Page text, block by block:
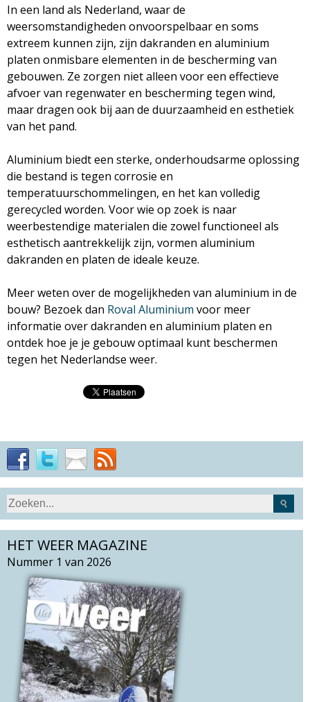
In een land als Nederland, waar de
weersomstandigheden onvoorspelbaar en soms
extreem kunnen zijn, zijn dakranden en aluminium
platen onmisbare elementen in de bescherming van
gebouwen. Ze zorgen niet alleen voor een effectieve
afvoer van regenwater en bescherming tegen wind,
maar dragen ook bij aan de duurzaamheid en esthetiek
van het pand.
Aluminium biedt een sterke, onderhoudsarme oplossing
die bestand is tegen corrosie en
temperatuurschommelingen, en het kan volledig
gerecycled worden. Voor wie op zoek is naar
weerbestendige materialen die zowel functioneel als
esthetisch aantrekkelijk zijn, vormen aluminium
dakranden en platen de ideale keuze.
Meer weten over de mogelijkheden van aluminium in de
bouw? Bezoek dan Roval Aluminium voor meer
informatie over dakranden en aluminium platen en
ontdek hoe je je gebouw optimaal kunt beschermen
tegen het Nederlandse weer.
Z
o
e
k
S
e
r
c
HET WEER MAGAZINE
Nummer 1 van 2026